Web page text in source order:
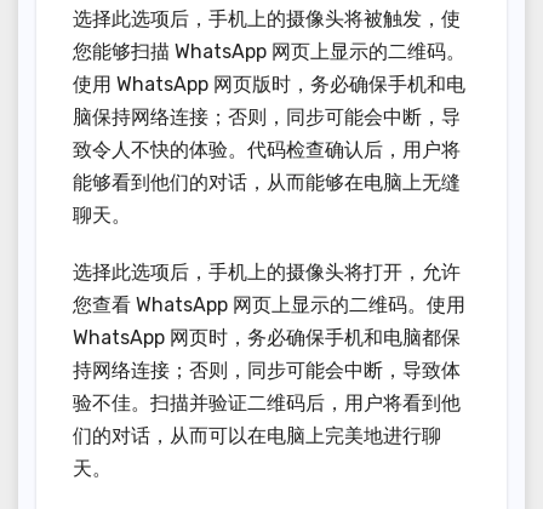
选择此选项后，手机上的摄像头将被触发，使
您能够扫描 WhatsApp 网页上显示的二维码。
使用 WhatsApp 网页版时，务必确保手机和电
脑保持网络连接；否则，同步可能会中断，导
致令人不快的体验。代码检查确认后，用户将
能够看到他们的对话，从而能够在电脑上无缝
聊天。
选择此选项后，手机上的摄像头将打开，允许
您查看 WhatsApp 网页上显示的二维码。使用
WhatsApp 网页时，务必确保手机和电脑都保
持网络连接；否则，同步可能会中断，导致体
验不佳。扫描并验证二维码后，用户将看到他
们的对话，从而可以在电脑上完美地进行聊
天。